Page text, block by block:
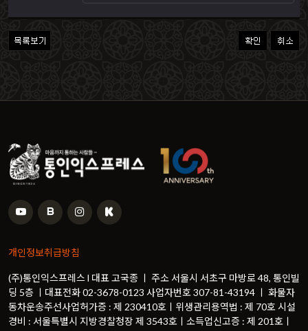
개인정보취급방침
(주)통인익스프레스 l 대표 고국종 ㅣ 주소 서울시 서초구 마방로 48, 통인빌
딩 5층 ㅣ대표전화 02-3678-0123 사업자번호 307-81-43194 ㅣ 화물자
동차운송주선사업허가증 : 제 230410호ㅣ위생관리용역법 : 제 70호 시설
경비 : 서울특별시 지방경찰청장 제 3543호ㅣ소득업신고증 : 제 201호ㅣ